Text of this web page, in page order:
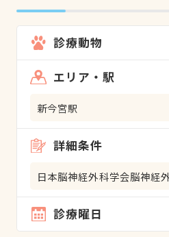
診療動物
エリア・駅
新今宮駅
詳細条件
日本脳神経外科学会脳神経
診療曜日